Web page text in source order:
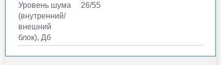
Уровень шума
(внутренний/
внешний
блок), Дб
26/55